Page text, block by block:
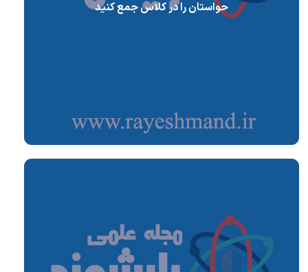
حواستان را در کلاس جمع کنید